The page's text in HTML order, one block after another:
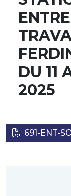
DU 11
2025
691-ENT-